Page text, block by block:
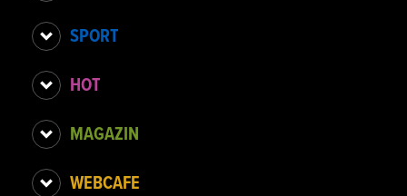
SPORT
HOT
MAGAZIN
WEBCAFE